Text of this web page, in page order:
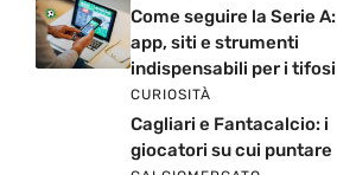
Come seguire la Serie A:
app, siti e strumenti
indispensabili per i tifosi
CURIOSITÀ
Cagliari e Fantacalcio: i
giocatori su cui puntare